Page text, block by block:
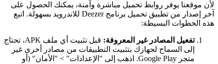
لأن موقعنا يوفر روابط تحميل مباشرة وآمنة، يمكنك الحصول على
آخر إصدار من تطبيق تحميل برنامج Deezer للاندرويد بسهولة. اتبع
هذه الخطوات البسيطة:
تفعيل المصادر غير المعروفة:
قبل تثبيت أي ملف APK، تحتاج
إلى السماح لجهازك بتثبيت التطبيقات من مصادر أخرى غير
متجر Google Play. اذهب إلى "الإعدادات" > "الأمان" (أو